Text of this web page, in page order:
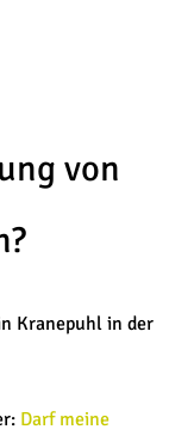
von
Kranepuhl in der
Darf meine